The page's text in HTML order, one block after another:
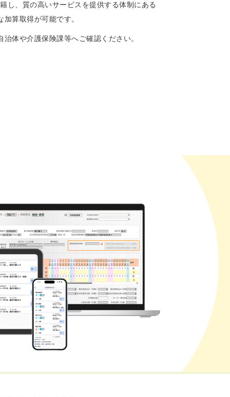
し、質の高いサービスを提供する体制にある
算取得が可能です。
体や介護保険課等へご確認ください。